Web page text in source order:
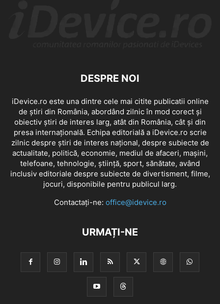
DESPRE NOI
iDevice.ro este una dintre cele mai citite publicatii online
de știri din România, abordând zilnic în mod corect și
obiectiv știri de interes larg, atât din România, cât și din
presa internațională. Echipa editorială a iDevice.ro scrie
zilnic despre știri de interes național, despre subiecte de
actualitate, politică, economie, mediul de afaceri, mașini,
telefoane, tehnologie, știință, sport, sănătate, având
inclusiv editoriale despre subiecte de divertisment, filme,
jocuri, disponibile pentru publicul larg.
Contactați-ne: office@idevice.ro
URMAȚI-NE